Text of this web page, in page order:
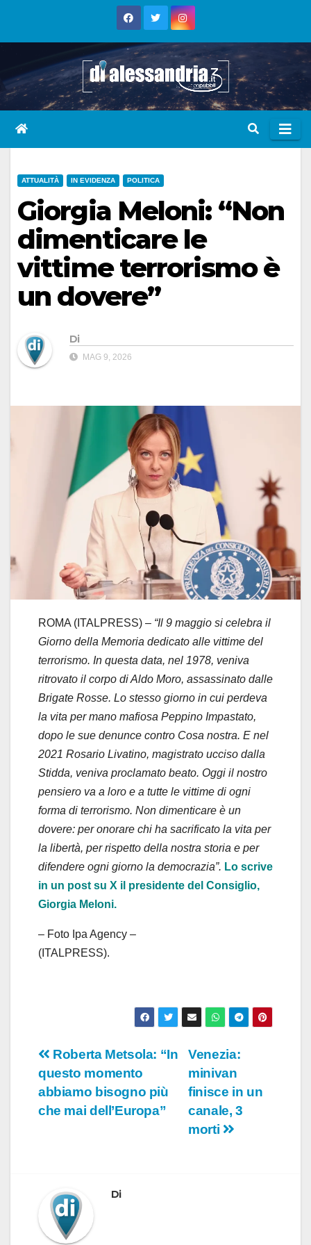
ATTUALITÀ IN EVIDENZA POLITICA
Giorgia Meloni: “Non
dimenticare le
vittime terrorismo è
un dovere”
Di
MAG 9, 2026
ROMA (ITALPRESS) – “Il 9 maggio si celebra il
Giorno della Memoria dedicato alle vittime del
terrorismo. In questa data, nel 1978, veniva
ritrovato il corpo di Aldo Moro, assassinato dalle
Brigate Rosse. Lo stesso giorno in cui perdeva
la vita per mano mafiosa Peppino Impastato,
dopo le sue denunce contro Cosa nostra. E nel
2021 Rosario Livatino, magistrato ucciso dalla
Stidda, veniva proclamato beato. Oggi il nostro
pensiero va a loro e a tutte le vittime di ogni
forma di terrorismo. Non dimenticare è un
dovere: per onorare chi ha sacrificato la vita per
la libertà, per rispetto della nostra storia e per
difendere ogni giorno la democrazia”. Lo scrive
in un post su X il presidente del Consiglio,
Giorgia Meloni.
– Foto Ipa Agency –
(ITALPRESS).
Navigazione
articoli
Venezia:
minivan
finisce in un
canale, 3
morti
Roberta Metsola: “In
questo momento
abbiamo bisogno più
che mai dell’Europa”
Di